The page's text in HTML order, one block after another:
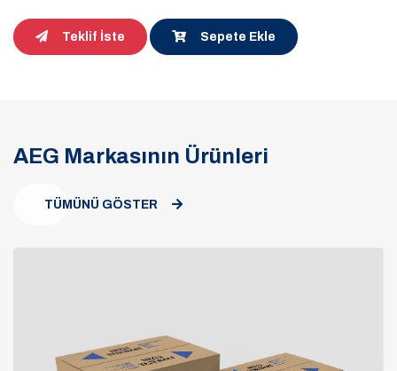
Teklif İste Sepete Ekle
AEG Markasının Ürünleri
TÜMÜNÜ GÖSTER